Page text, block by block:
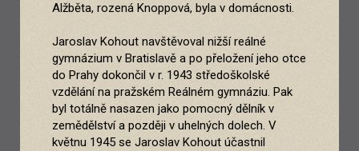
Alžběta, rozená Knoppová, byla v domácnosti.
Jaroslav Kohout navštěvoval nižší reálné
gymnázium v Bratislavě a po přeložení jeho otce
do Prahy dokončil v r. 1943 středoškolské
vzdělání na pražském Reálném gymnáziu. Pak
byl totálně nasazen jako pomocný dělník v
zemědělství a později v uhelných dolech. V
květnu 1945 se Jaroslav Kohout účastnil